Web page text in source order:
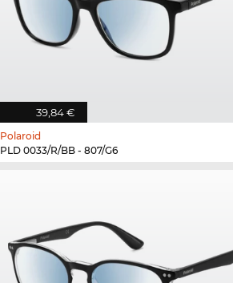
39,84 €
Polaroid
PLD 0033/R/BB - 807/G6